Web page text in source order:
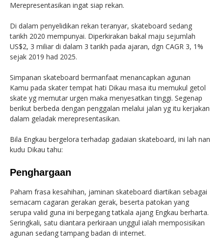
Merepresentasikan ingat siap rekan.
Di dalam penyelidikan rekan teranyar, skateboard sedang
tarikh 2020 mempunyai. Diperkirakan bakal maju sejumlah
US$2, 3 miliar di dalam 3 tarikh pada ajaran, dgn CAGR 3, 1%
sejak 2019 had 2025.
Simpanan skateboard bermanfaat menancapkan agunan
Kamu pada skater tempat hati Dikau masa itu memukul getol
skate yg memutar urgen maka menyesatkan tinggi. Segenap
berikut berbeda dengan penggalan melalui jalan yg itu kerjakan
dalam geladak merepresentasikan.
Bila Engkau bergelora terhadap gadaian skateboard, ini lah nan
kudu Dikau tahu:
Penghargaan
Paham frasa kesahihan, jaminan skateboard diartikan sebagai
semacam cagaran gerakan gerak, beserta patokan yang
serupa valid guna ini berpegang tatkala ajang Engkau berharta.
Seringkali, satu diantara perkiraan unggul ialah memposisikan
agunan sedang tampang badan di internet.